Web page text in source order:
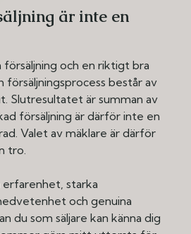
är inte en
försäljning och en riktigt bra
försäljningsprocess består av
Slutresultatet är summan av
försäljning är därför inte en
Valet av mäklare är därför
tro.
erfarenhet, starka
och genuina
du som säljare kan känna dig